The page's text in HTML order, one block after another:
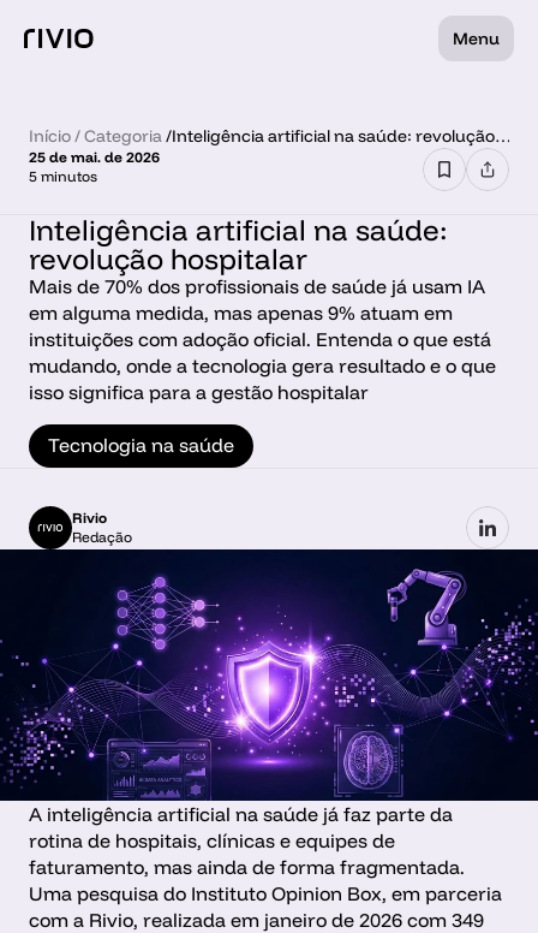
Menu
Início / Categoria /Inteligência artificial na saúde: revolução
Inteligência artificial na saúde:
revolução hospitalar
Mais de 70% dos profissionais de saúde já usam IA
em alguma medida, mas apenas 9% atuam em
instituições com adoção oficial. Entenda o que está
mudando, onde a tecnologia gera resultado e o que
isso significa para a gestão hospitalar
Tecnologia na saúde
Rivio
Redação
25 de mai. de 2026
5 minutos
A inteligência artificial na saúde já faz parte da
rotina de hospitais, clínicas e equipes de
faturamento, mas ainda de forma fragmentada.
Uma pesquisa do Instituto Opinion Box, em parceria
com a Rivio, realizada em janeiro de 2026 com 349